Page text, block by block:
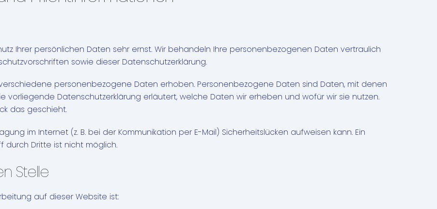
Ihrer persönlichen Daten sehr ernst. Wir behandeln Ihre personenbezogenen Daten vertraulich
sowie dieser Datenschutzerklärung.
personenbezogene Daten erhoben. Personenbezogene Daten sind Daten, mit denen
vorliegende Datenschutzerklärung erläutert, welche Daten wir erheben und wofür wir sie nutzen.
das geschieht.
im Internet (z. B. bei der Kommunikation per E-Mail) Sicherheitslücken aufweisen kann. Ein
durch Dritte ist nicht möglich.
Stelle
auf dieser Website ist: